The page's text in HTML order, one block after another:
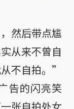
然后带点尴
从来不曾自
不自拍。”
告的闪亮笑